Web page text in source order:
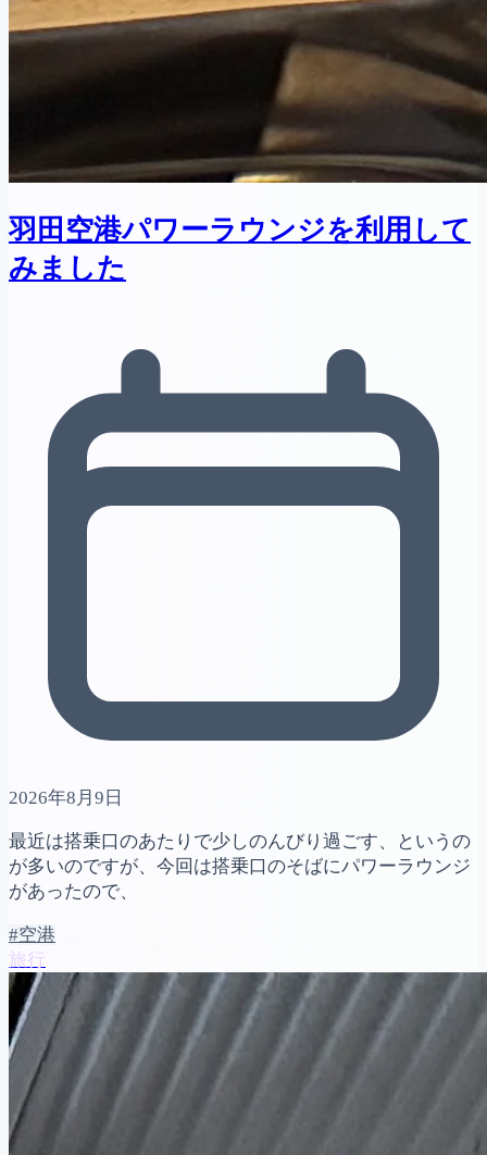
羽田空港パワーラウンジを利用して
みました
2026年8月9日
最近は搭乗口のあたりで少しのんびり過ごす、というの
が多いのですが、今回は搭乗口のそばにパワーラウンジ
があったので、
#空港
旅行